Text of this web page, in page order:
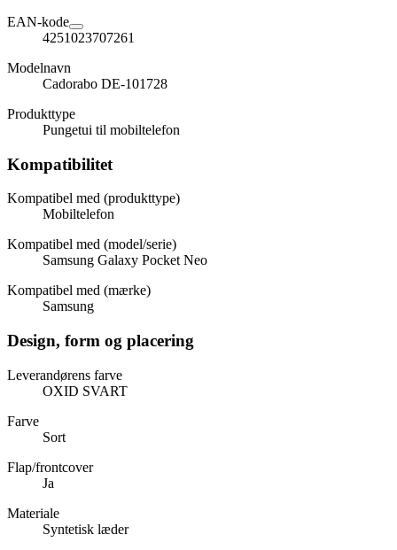
EAN-kode
4251023707261
Modelnavn
Cadorabo DE-101728
Produkttype
Pungetui til mobiltelefon
Kompatibilitet
Kompatibel med (produkttype)
Mobiltelefon
Kompatibel med (model/serie)
Samsung Galaxy Pocket Neo
Kompatibel med (mærke)
Samsung
Design, form og placering
Leverandørens farve
OXID SVART
Farve
Sort
Flap/frontcover
Ja
Materiale
Syntetisk læder